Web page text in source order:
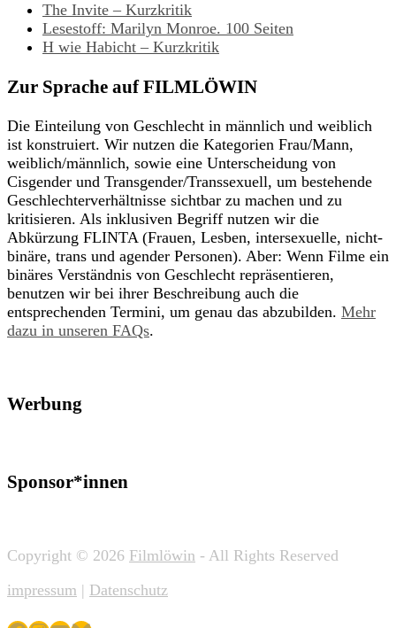
The Invite – Kurzkritik
Lesestoff: Marilyn Monroe. 100 Seiten
H wie Habicht – Kurzkritik
Zur Sprache auf FILMLÖWIN
Die Einteilung von Geschlecht in männlich und weiblich
ist konstruiert. Wir nutzen die Kategorien Frau/Mann,
weiblich/männlich, sowie eine Unterscheidung von
Cisgender und Transgender/Transsexuell, um bestehende
Geschlechterverhältnisse sichtbar zu machen und zu
kritisieren. Als inklusiven Begriff nutzen wir die
Abkürzung FLINTA (Frauen, Lesben, intersexuelle, nicht-
binäre, trans und agender Personen). Aber: Wenn Filme ein
binäres Verständnis von Geschlecht repräsentieren,
benutzen wir bei ihrer Beschreibung auch die
entsprechenden Termini, um genau das abzubilden. Mehr
dazu in unseren FAQs.
Werbung
Sponsor*innen
Copyright © 2026 Filmlöwin - All Rights Reserved
impressum | Datenschutz